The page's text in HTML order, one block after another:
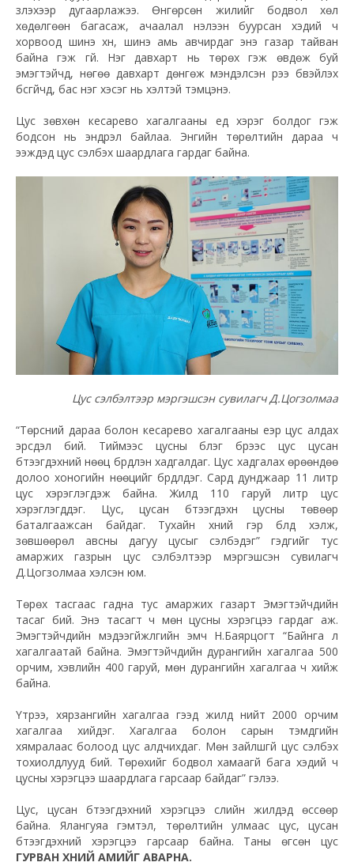
үзүүлэхээр дугаарлажээ. Өнгөрсөн жилийг бодвол хөл
хөдөлгөөн багасаж, ачаалал нэлээн буурсан хэдий ч
хорвоод шинэ хүн, шинэ амь авчирдаг энэ газар тайван
байна гэж үгүй. Нэг давхарт нь төрөх гэж өвдөж буй
эмэгтэйчүүд, нөгөө давхарт дөнгөж мэндэлсэн үрээ бүүвэйлэх
бүсгүйчүүд, бас нэг хэсэг нь үхэлтэй тэмцэнэ.
Цус зөвхөн кесарево хагалгааны үед хэрэг болдог гэж
бодсон нь эндүүрэл байлаа. Энгийн төрөлтийн дараа ч
ээжүүдэд цус сэлбэх шаардлага гардаг байна.
Цус сэлбэлтээр мэргэшсэн сувилагч Д.Цогзолмаа
“Төрсний дараа болон кесарево хагалгааны үеэр цус алдах
эрсдэл бий. Тиймээс цусны бүлэг бүрээс цус цусан
бүтээгдэхүүний нөөц бүрдүүлэн хадгалдаг. Цус хадгалах өрөөндөө
долоо хоногийн нөөцийг бүрдүүлдэг. Сард дунджаар 11 литр
цус хэрэглэгдэж байна. Жилд 110 гаруй литр цус
хэрэглэгддэг. Цус, цусан бүтээгдэхүүн цусны төвөөр
баталгаажсан байдаг. Тухайн хүний гэр бүлд хэлж,
зөвшөөрөл авсны дагуу цусыг сэлбэдэг” гэдгийг тус
амаржих газрын цус сэлбэлтээр мэргэшсэн сувилагч
Д.Цогзолмаа хэлсэн юм.
Төрөх тасгаас гадна тус амаржих газарт Эмэгтэйчүүдийн
тасаг бий. Энэ тасагт ч мөн цусны хэрэгцээ гардаг аж.
Эмэгтэйчүүдийн мэдээгүйжүүлгийн эмч Н.Баярцогт “Байнга л
хагалгаатай байна. Эмэгтэйчүүдийн дурангийн хагалгаа 500
орчим, хэвлийн 400 гаруй, мөн дурангийн хагалгаа ч хийж
байна.
Үтрээ, хярзангийн хагалгаа гээд жилд нийт 2000 орчим
хагалгаа хийдэг. Хагалгаа болон сарын тэмдгийн
хямралаас болоод цус алдчихдаг. Мөн зайлшгүй цус сэлбэх
тохиолдлууд бий. Төрөхийг бодвол хамаагүй бага хэдий ч
цусны хэрэгцээ шаардлага гарсаар байдаг” гэлээ.
Цус, цусан бүтээгдэхүүний хэрэгцээ сүүлийн жилүүдэд өссөөр
байна. Ялангуяа гэмтэл, төрөлтийн улмаас цус, цусан
бүтээгдэхүүний хэрэгцээ гарсаар байна. Таны өгсөн цус
ГУРВАН ХҮНИЙ АМИЙГ АВАРНА.